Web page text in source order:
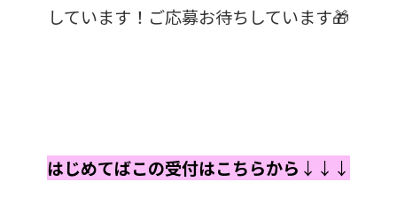
しています！ご応募お待ちしています🎁
はじめてばこの受付はこちらから ↓↓↓